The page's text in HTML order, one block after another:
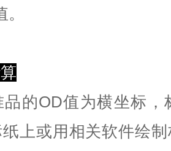
的OD值为横坐标，
上或用相关软件绘制